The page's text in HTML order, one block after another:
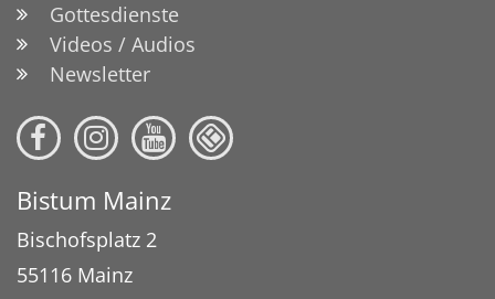
Gottesdienste
Videos / Audios
Newsletter
Bistum Mainz
Bischofsplatz 2
55116 Mainz